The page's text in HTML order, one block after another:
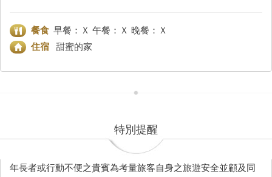
餐食 早餐：Ｘ 午餐：Ｘ 晚餐：Ｘ
住宿
甜蜜的家
特別提醒
年長者或行動不便之貴賓為考量旅客自身之旅遊安全並顧及同